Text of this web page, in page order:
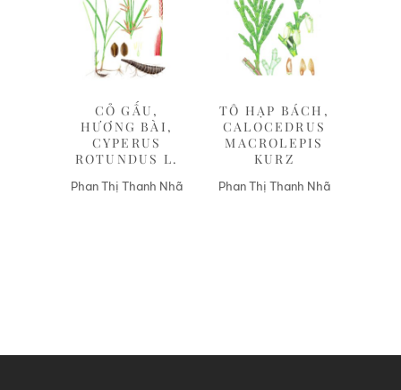
Liên hệ
CỎ GẤU,
HƯƠNG BÀI,
CYPERUS
ROTUNDUS L.
Phan Thị Thanh Nhã
Liên hệ
TÔ HẠP BÁCH,
CALOCEDRUS
MACROLEPIS
KURZ
Phan Thị Thanh Nhã